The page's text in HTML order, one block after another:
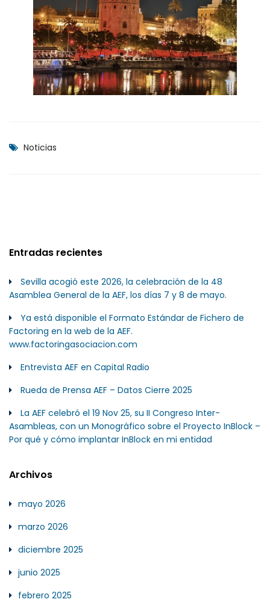
Noticias
Entradas recientes
Sevilla acogió este 2026, la celebración de la 48
Asamblea General de la AEF, los días 7 y 8 de mayo.
Ya está disponible el Formato Estándar de Fichero de
Factoring en la web de la AEF.
www.factoringasociacion.com
Entrevista AEF en Capital Radio
Rueda de Prensa AEF – Datos Cierre 2025
La AEF celebró el 19 Nov 25, su II Congreso Inter-
Asambleas, con un Monográfico sobre el Proyecto InBlock –
Por qué y cómo implantar InBlock en mi entidad
Archivos
mayo 2026
marzo 2026
diciembre 2025
junio 2025
febrero 2025